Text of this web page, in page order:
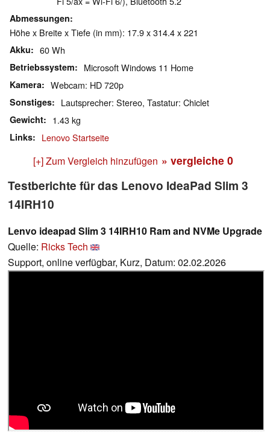
Abmessungen
Höhe x Breite x Tiefe (in mm): 17.9 x 314.4 x 221
Akku 60 Wh
Betriebssystem Microsoft Windows 11 Home
Kamera Webcam: HD 720p
Sonstiges Lautsprecher: Stereo, Tastatur: Chiclet
Gewicht 1.43 kg
Links Lenovo Startseite
[+] Zum Vergleich hinzufügen » vergleiche 0
Testberichte für das Lenovo IdeaPad Slim 3
14IRH10
Lenvo ideapad Slim 3 14IRH10 Ram and NVMe Upgrade
Quelle: Ricks Tech
Support, online verfügbar, Kurz, Datum: 02.02.2026